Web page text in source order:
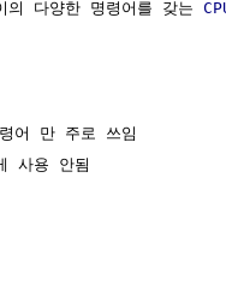
다양한 명령어를 갖는
어 만 주로 쓰임
사용 안됨